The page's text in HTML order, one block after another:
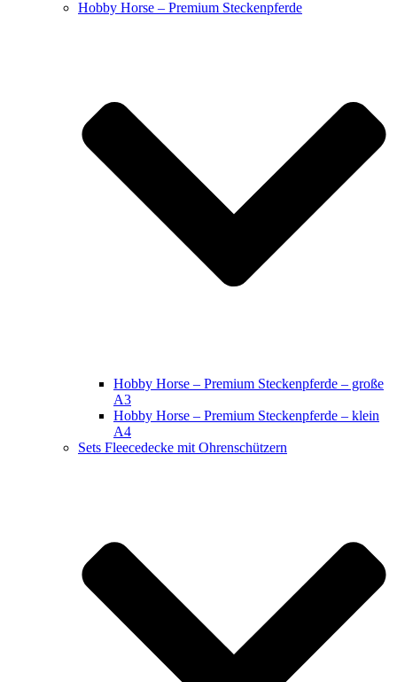
Hobby Horse – Premium Steckenpferde
Hobby Horse – Premium Steckenpferde – große
A3
Hobby Horse – Premium Steckenpferde – klein
A4
Sets Fleecedecke mit Ohrenschützern